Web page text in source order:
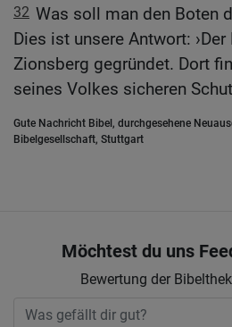
32 Was soll man den Boten
Dies ist unsere Antwort:
Zionsberg gegründet. Dort
seines Volkes sicheren
Gute Nachricht Bibel, durchgesehene
Bibelgesellschaft, Stuttgart
Möchtest du uns
Bewertung der Bibelthek